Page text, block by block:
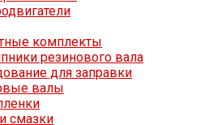
комплекты
резинового вала
для заправки
валы
смазки